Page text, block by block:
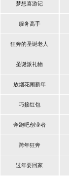
梦想喜游记
服务高手
狂奔的圣诞老人
圣诞派礼物
放烟花闹新年
巧接红包
奔跑吧创业者
跨年狂奔
过年要回家